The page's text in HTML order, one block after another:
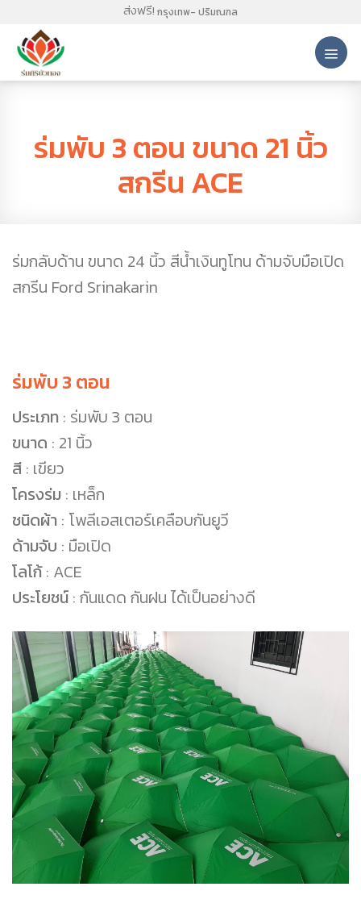
content
ส่งฟรี! กรุงเทพ- ปริมณฑล
ร่มพับ 3 ตอน ขนาด 21 นิ้ว
สกรีน ACE
ร่มกลับด้าน ขนาด 24 นิ้ว สีน้ำเงินทูโทน ด้ามจับมือเปิด
สกรีน Ford Srinakarin
ร่มพับ 3 ตอน
ประเภท : ร่มพับ 3 ตอน
ขนาด : 21 นิ้ว
สี : เขียว
โครงร่ม : เหล็ก
ชนิดผ้า : โพลีเอสเตอร์เคลือบกันยูวี
ด้ามจับ : มือเปิด
โลโก้: ACE
ประโยชน์ : กันแดด กันฝน ได้เป็นอย่างดี